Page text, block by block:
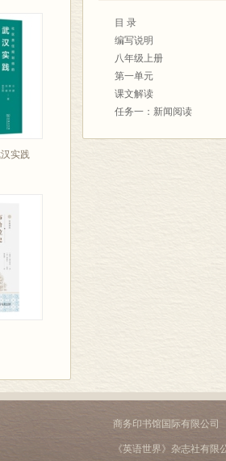
实践
书旨在为教师
生语文自学能
目 录
编写说明
八年级上册
第一单元
课文解读
任务一：新闻阅读
三、“范文”及评语（题
人物通讯写作
商务印书馆国际有限公司
《英语世界》杂志社有限